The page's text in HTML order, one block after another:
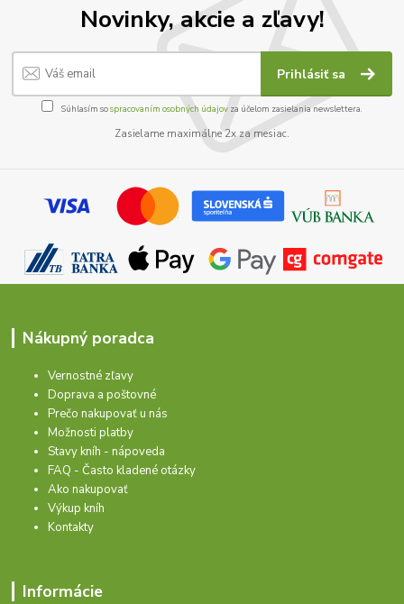
Novinky, akcie a zľavy!
Prihlásiť sa
Súhlasím sospracovaním osobných údajov za účelom zasielania newslettera.
Zasielame maximálne 2x za mesiac.
Nákupný poradca
Vernostné zľavy
Doprava a poštovné
Prečo nakupovať u nás
Možnosti platby
Stavy kníh - nápoveda
FAQ - Často kladené otázky
Ako nakupovať
Výkup kníh
Kontakty
Informácie